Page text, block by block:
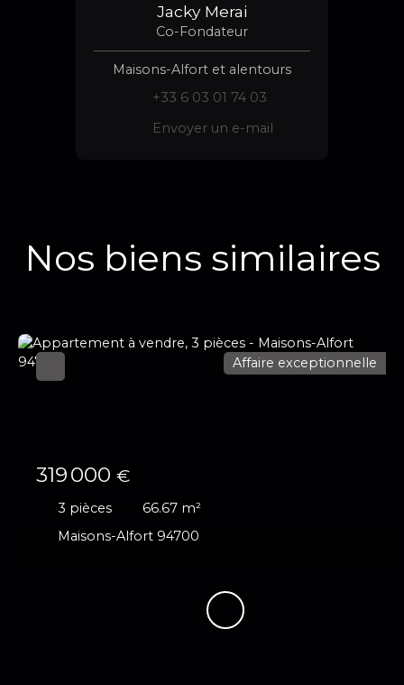
Jacky Merai
Co-Fondateur
Maisons-Alfort et alentours
+33 6 03 01 74 03
Envoyer un e-mail
Nos biens similaires
319 000 €
3 pièces 66.67 m²
Maisons-Alfort 94700
Affaire exceptionnelle